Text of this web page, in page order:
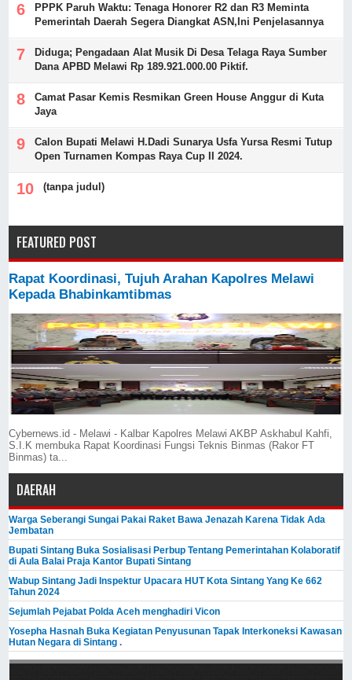
PPPK Paruh Waktu: Tenaga Honorer R2 dan R3 Meminta
Pemerintah Daerah Segera Diangkat ASN,Ini Penjelasannya
Diduga; Pengadaan Alat Musik Di Desa Telaga Raya Sumber
Dana APBD Melawi Rp 189.921.000.00 Piktif.
Camat Pasar Kemis Resmikan Green House Anggur di Kuta
Jaya
Calon Bupati Melawi H.Dadi Sunarya Usfa Yursa Resmi Tutup
Open Turnamen Kompas Raya Cup II 2024.
(tanpa judul)
FEATURED POST
Rapat Koordinasi, Tujuh Arahan Kapolres Melawi
Kepada Bhabinkamtibmas
Cybernews.id - Melawi - Kalbar Kapolres Melawi AKBP Askhabul Kahfi,
S.I.K membuka Rapat Koordinasi Fungsi Teknis Binmas (Rakor FT
Binmas) ta...
DAERAH
Warga Seberangi Sungai Pakai Raket Bawa Jenazah Karena Tidak Ada
Jembatan
Bupati Sintang Buka Sosialisasi Perbup Tentang Pemerintahan Kolaboratif
di Aula Balai Praja Kantor Bupati Sintang
Wabup Sintang Jadi Inspektur Upacara HUT Kota Sintang Yang Ke 662
Tahun 2024
Sejumlah Pejabat Polda Aceh menghadiri Vicon
Yosepha Hasnah Buka Kegiatan Penyusunan Tapak Interkoneksi Kawasan
Hutan Negara di Sintang .